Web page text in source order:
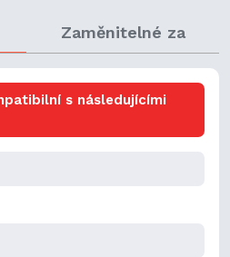
Zaměnitelné za
s následujícími